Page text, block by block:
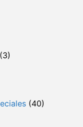
(3)
(40)